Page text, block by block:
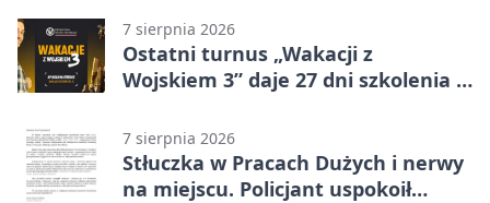
7 sierpnia 2026
Ostatni turnus „Wakacji z
Wojskiem 3” daje 27 dni szkolenia i
7 sierpnia 2026
Stłuczka w Pracach Dużych i nerwy
na miejscu. Policjant uspokoił